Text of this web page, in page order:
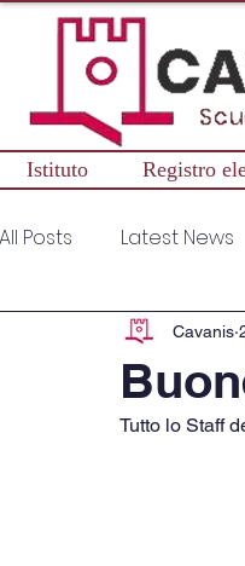
Istituto Registro
All Posts Latest News
Cavanis
Tutto lo Staff